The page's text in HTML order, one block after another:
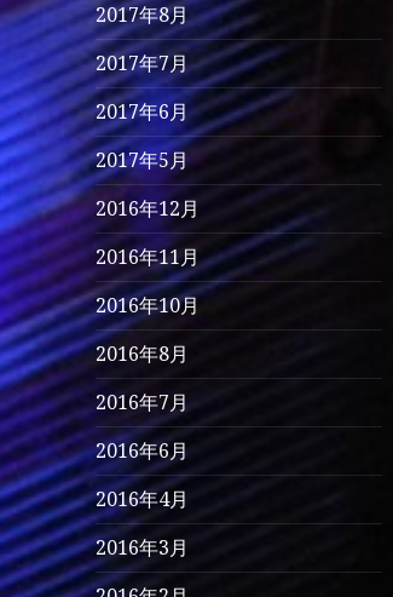
2017年8月
2017年7月
2017年6月
2017年5月
2016年12月
2016年11月
2016年10月
2016年8月
2016年7月
2016年6月
2016年4月
2016年3月